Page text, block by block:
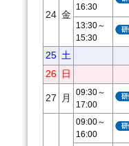
24 金
16:30
13:30～
15:30
25 土
26
日
27 月
09:30～
17:00
09:00～
16:00